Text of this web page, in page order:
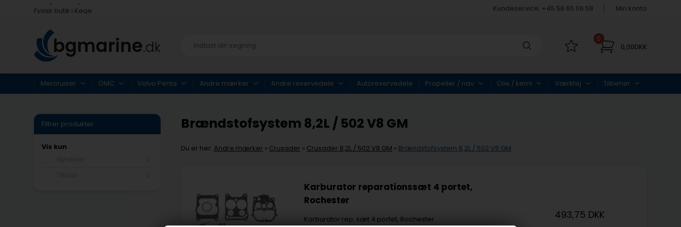
Fysisk butik i Køge
Kundeservice: +45 56 65 06 58 Min konto
0
0,00DKK
Mercruiser OMC Volvo Penta Andre mærker Andre reservedele Autoreservedele Propeller / nav Olie / kemi Værktøj Tilbehør
Filtrer produkter
Vis kun
Brændstofsystem 8,2L / 502 V8 GM
Du er her: Andre mærker » Crusader » Crusader 8,2L / 502 V8 GM » Brændstofsystem 8,2L / 502 V8 GM
Karburator reparationssæt 4 portet,
Rochester
Karburator rep. sæt 4 portet, Rochester
493,75 DKK